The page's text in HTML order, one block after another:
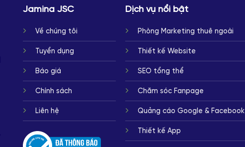
Jamina JSC
Về chúng tôi
Tuyển dụng
Báo giá
Chính sách
Liên hệ
Dịch vụ nổi bật
Phòng Marketing thuê ngoài
Thiết kế Website
SEO tổng thể
Chăm sóc Fanpage
Quảng cáo Google & Facebook
Thiết kế App